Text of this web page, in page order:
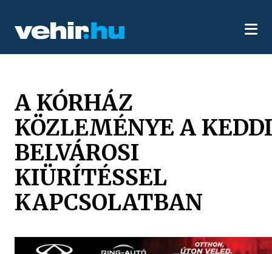
A KÓRHÁZ
KÖZLEMÉNYE A
BELVÁROSI
KIÜRÍTÉSSEL
KAPCSOLATBAN